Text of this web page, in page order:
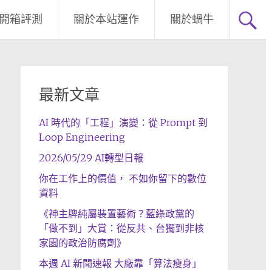
開箱評測 關於本站運作 關於蝸牛
最新文章
AI 時代的「工程」演變：從 Prompt 到
Loop Engineering
2026/05/29 AI轉型日報
你在工作上的價值， 不如你留下的數位
資料
《神主牌純屬裝置藝術？藍綠政黨的
「做不到」大賞：從反共、台獨到非核
家園的政治防腐劑》
本週 AI 新聞速報 大廠靠「算法瘦身」